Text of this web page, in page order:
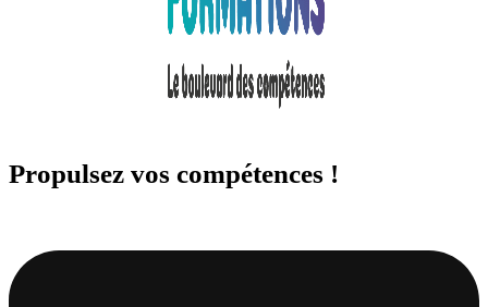
Propulsez vos compétences !